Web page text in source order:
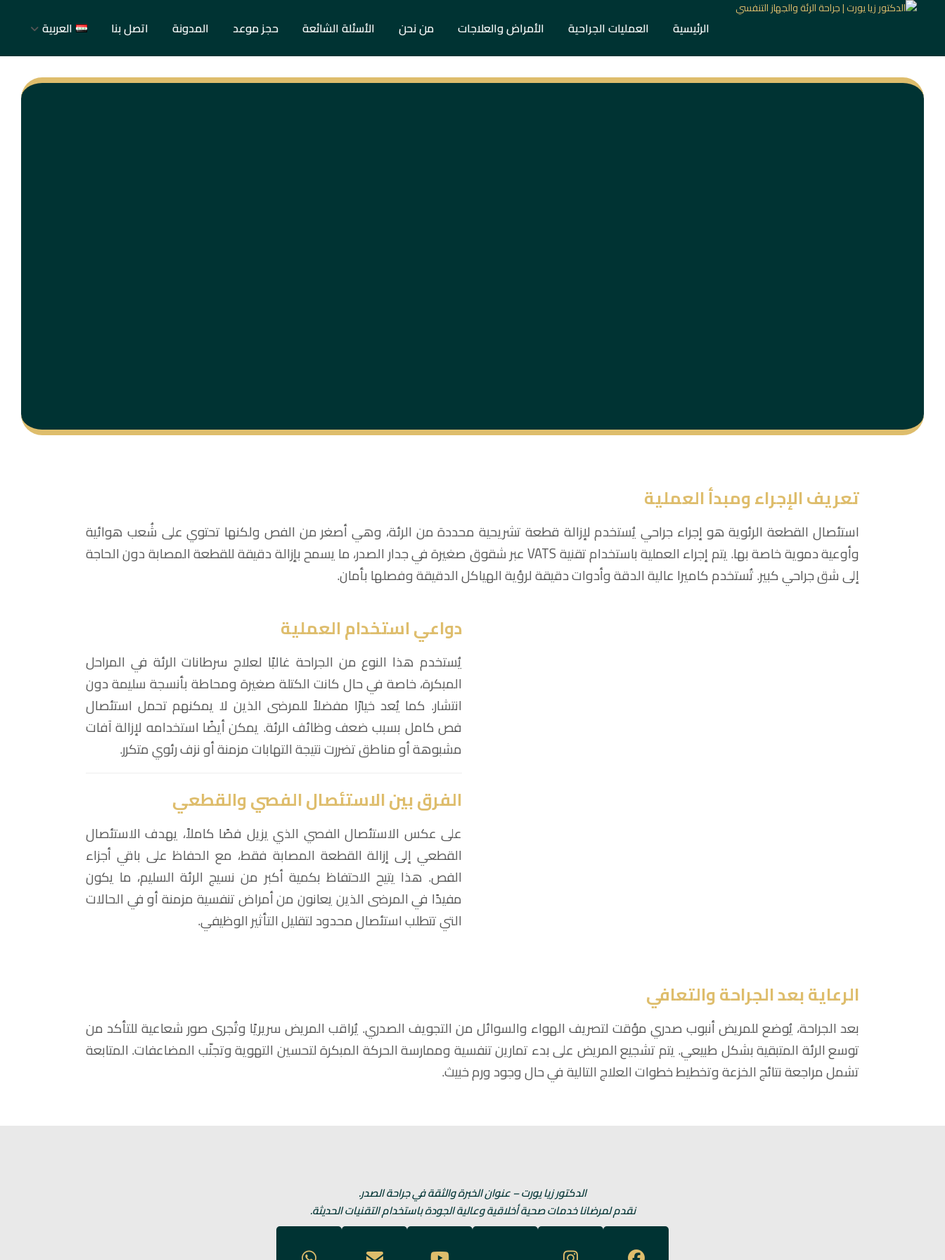
الرئيسية العمليات الجراحية الأمراض والعلاجات من نحن الأسئلة الشائعة حجز موعد المدونة اتصل بنا العربية
تعريف الإجراء ومبدأ العملية
استئصال القطعة الرئوية هو إجراء جراحي يُستخدم لإزالة قطعة تشريحية محددة من الرئة، وهي أصغر من الفص ولكنها تحتوي على شُعب هوائية
وأوعية دموية خاصة بها. يتم إجراء العملية باستخدام تقنية VATS عبر شقوق صغيرة في جدار الصدر، ما يسمح بإزالة دقيقة للقطعة المصابة دون الحاجة
إلى شق جراحي كبير. تُستخدم كاميرا عالية الدقة وأدوات دقيقة لرؤية الهياكل الدقيقة وفصلها بأمان.
دواعي استخدام العملية
يُستخدم هذا النوع من الجراحة غالبًا لعلاج سرطانات الرئة في المراحل
المبكرة، خاصة في حال كانت الكتلة صغيرة ومحاطة بأنسجة سليمة دون
انتشار. كما يُعد خيارًا مفضلاً للمرضى الذين لا يمكنهم تحمل استئصال
فص كامل بسبب ضعف وظائف الرئة. يمكن أيضًا استخدامه لإزالة آفات
مشبوهة أو مناطق تضررت نتيجة التهابات مزمنة أو نزف رئوي متكرر.
الفرق بين الاستئصال الفصي والقطعي
على عكس الاستئصال الفصي الذي يزيل فصًا كاملاً، يهدف الاستئصال
القطعي إلى إزالة القطعة المصابة فقط، مع الحفاظ على باقي أجزاء
الفص. هذا يتيح الاحتفاظ بكمية أكبر من نسيج الرئة السليم، ما يكون
مفيدًا في المرضى الذين يعانون من أمراض تنفسية مزمنة أو في الحالات
التي تتطلب استئصال محدود لتقليل التأثير الوظيفي.
الرعاية بعد الجراحة والتعافي
بعد الجراحة، يُوضع للمريض أنبوب صدري مؤقت لتصريف الهواء والسوائل من التجويف الصدري. يُراقب المريض سريريًا وتُجرى صور شعاعية للتأكد من
توسع الرئة المتبقية بشكل طبيعي. يتم تشجيع المريض على بدء تمارين تنفسية وممارسة الحركة المبكرة لتحسين التهوية وتجنّب المضاعفات. المتابعة
تشمل مراجعة نتائج الخزعة وتخطيط خطوات العلاج التالية في حال وجود ورم خبيث.
الدكتور زيا يورت – عنوان الخبرة والثقة في جراحة الصدر.
نقدم لمرضانا خدمات صحية أخلاقية وعالية الجودة باستخدام التقنيات الحديثة.